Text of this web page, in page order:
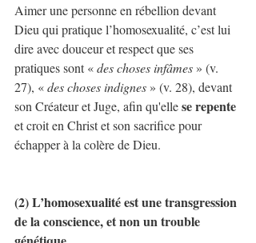
Aimer une personne en rébellion devant
Dieu qui pratique l’homosexualité, c’est lui
dire avec douceur et respect que ses
pratiques sont « des choses infâmes » (v.
27), « des choses indignes » (v. 28), devant
son Créateur et Juge, afin qu'elle se repente
et croit en Christ et son sacrifice pour
échapper à la colère de Dieu.
(2) L’homosexualité est une transgression
de la conscience, et non un trouble